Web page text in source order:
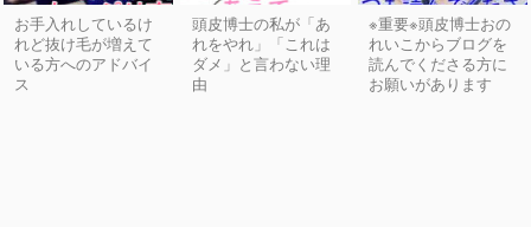
お手入れしているけ
れど抜け毛が増えて
いる方へのアドバイ
ス
頭皮博士の私が「あ
れをやれ」「これは
ダメ」と言わない理
由
※重要※頭皮博士おの
れいこからブログを
読んでくださる方に
お願いがあります